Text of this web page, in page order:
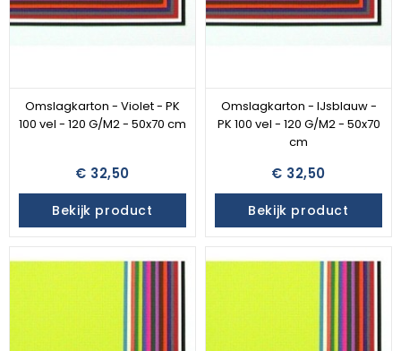
Omslagkarton - Violet - PK
100 vel - 120 G/M2 - 50x70 cm
€ 32,50
Bekijk product
Omslagkarton - IJsblauw -
PK 100 vel - 120 G/M2 - 50x70
cm
€ 32,50
Bekijk product